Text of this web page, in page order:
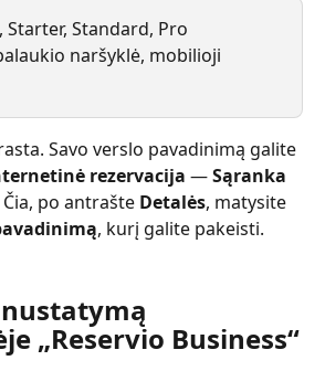
Starter, Standard, Pro
naršyklė, mobilioji
Savo verslo pavadinimą galite
rezervacija — Sąranka
Čia, po antrašte Detalės, matysite
, kurį galite pakeisti.
„Reservio Business“